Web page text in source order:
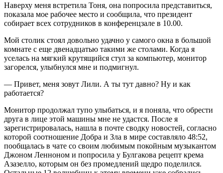
Наверху меня встретила Тоня, она попросила представиться,
показала мое рабочее место и сообщила, что президент
собирает всех сотрудников в конференцзале в 10.00.
Мой столик стоял довольно удачно у самого окна в большой
комнате с еще двенадцатью такими же столами. Когда я
уселась на мягкий крутящийся стул за компьютер, монитор
загорелся, улыбнулся мне и подмигнул.
— Привет, меня зовут Лили. А ты тут давно? Ну и как
работается?
Монитор продолжал тупо улыбаться, и я поняла, что обрести
друга в лице этой машины мне не удастся. После я
зарегистрировалась, нашла в почте сводку новостей, согласно
которой соотношение Добра и Зла в мире составляло 48:52,
пообщалась в чате со своим любимым покойным музыкантом
Джоном Ленноном и попросила у Булгакова рецепт крема
Азазелло, которым он без промедлений щедро поделился.